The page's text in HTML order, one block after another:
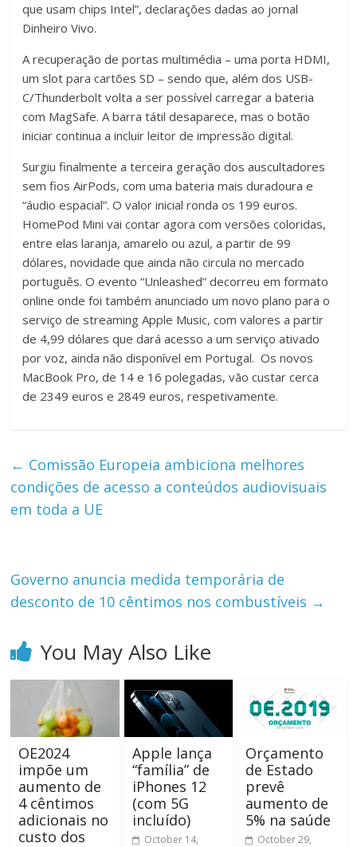
que usam chips Intel”, declarações dadas ao jornal
Dinheiro Vivo.
A recuperação de portas multimédia – uma porta HDMI,
um slot para cartões SD – sendo que, além dos USB-
C/Thunderbolt volta a ser possível carregar a bateria
com MagSafe. A barra tátil desaparece, mas o botão
iniciar continua a incluir leitor de impressão digital.
Surgiu finalmente a terceira geração dos auscultadores
sem fios AirPods, com uma bateria mais duradoura e
“áudio espacial”. O valor inicial ronda os 199 euros.
HomePod Mini vai contar agora com versões coloridas,
entre elas laranja, amarelo ou azul, a partir de 99
dólares, novidade que ainda não circula no mercado
português. O evento “Unleashed” decorreu em formato
online onde foi também anunciado um novo plano para o
serviço de streaming Apple Music, com valores a partir
de 4,99 dólares que dará acesso a um serviço ativado
por voz, ainda não disponível em Portugal. Os novos
MacBook Pro, de 14 e 16 polegadas, vão custar cerca
de 2349 euros e 2849 euros, respetivamente.
← Comissão Europeia ambiciona melhores
condições de acesso a conteúdos audiovisuais
em toda a UE
Governo anuncia medida temporária de
desconto de 10 cêntimos nos combustíveis →
You May Also Like
OE2024
impõe um
aumento de
4 cêntimos
adicionais no
custo dos
Apple lança
“família” de
iPhones 12
(com 5G
incluído)
October 14,
Orçamento
de Estado
prevê
aumento de
5% na saúde
October 29,